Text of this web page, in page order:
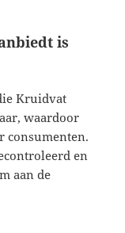
is
Kruidvat
waardoor
consumenten.
en
aan de